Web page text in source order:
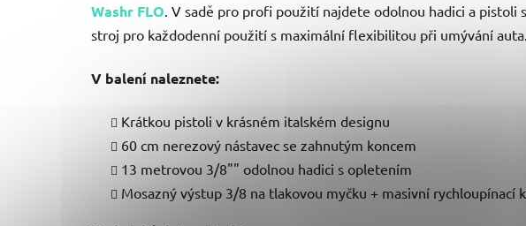
Washr FLO . V sadě pro profi použití najdete odolnou hadici a
stroj pro každodenní použití s maximální flexibilitou při umývání auta.
V balení naleznete:
Krátkou pistoli v krásném italském designu
60 cm nerezový nástavec se zahnutým koncem
13 metrovou 3/8"" odolnou hadici s opletením
Mosazný výstup 3/8 na tlakovou myčku + masivní rychloupínací